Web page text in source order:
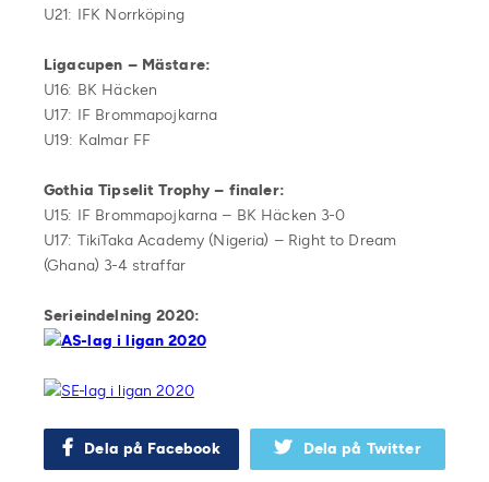
U21: IFK Norrköping
Ligacupen – Mästare:
U16: BK Häcken
U17: IF Brommapojkarna
U19: Kalmar FF
Gothia Tipselit Trophy – finaler:
U15: IF Brommapojkarna – BK Häcken 3-0
U17: TikiTaka Academy (Nigeria) – Right to Dream
(Ghana) 3-4 straffar
Serieindelning 2020:
Dela på Facebook Dela på Twitter